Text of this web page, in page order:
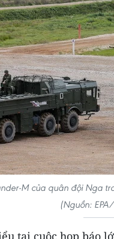
M của quân đội Nga
(Nguồn:
tại cuộc họp báo